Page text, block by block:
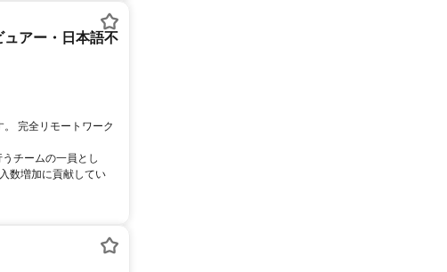
ュアー・日本語不
完全リモートワーク
チームの一員とし
数増加に貢献してい